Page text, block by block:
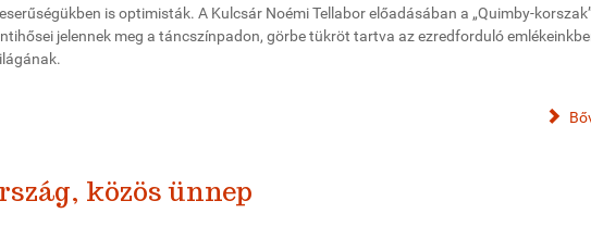
is optimisták. A Kulcsár Noémi Tellabor előadásában a „Quimby-
jelennek meg a táncszínpadon, görbe tükröt tartva az ezredforduló
közös ünnep